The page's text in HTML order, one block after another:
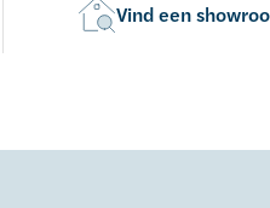
Vind een